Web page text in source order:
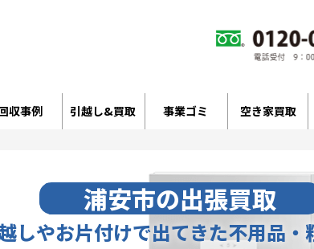
収事例 引越し&買取 事業ゴミ 空き家買取
浦安市の出張買取
しやお片付けで出てきた不用品・